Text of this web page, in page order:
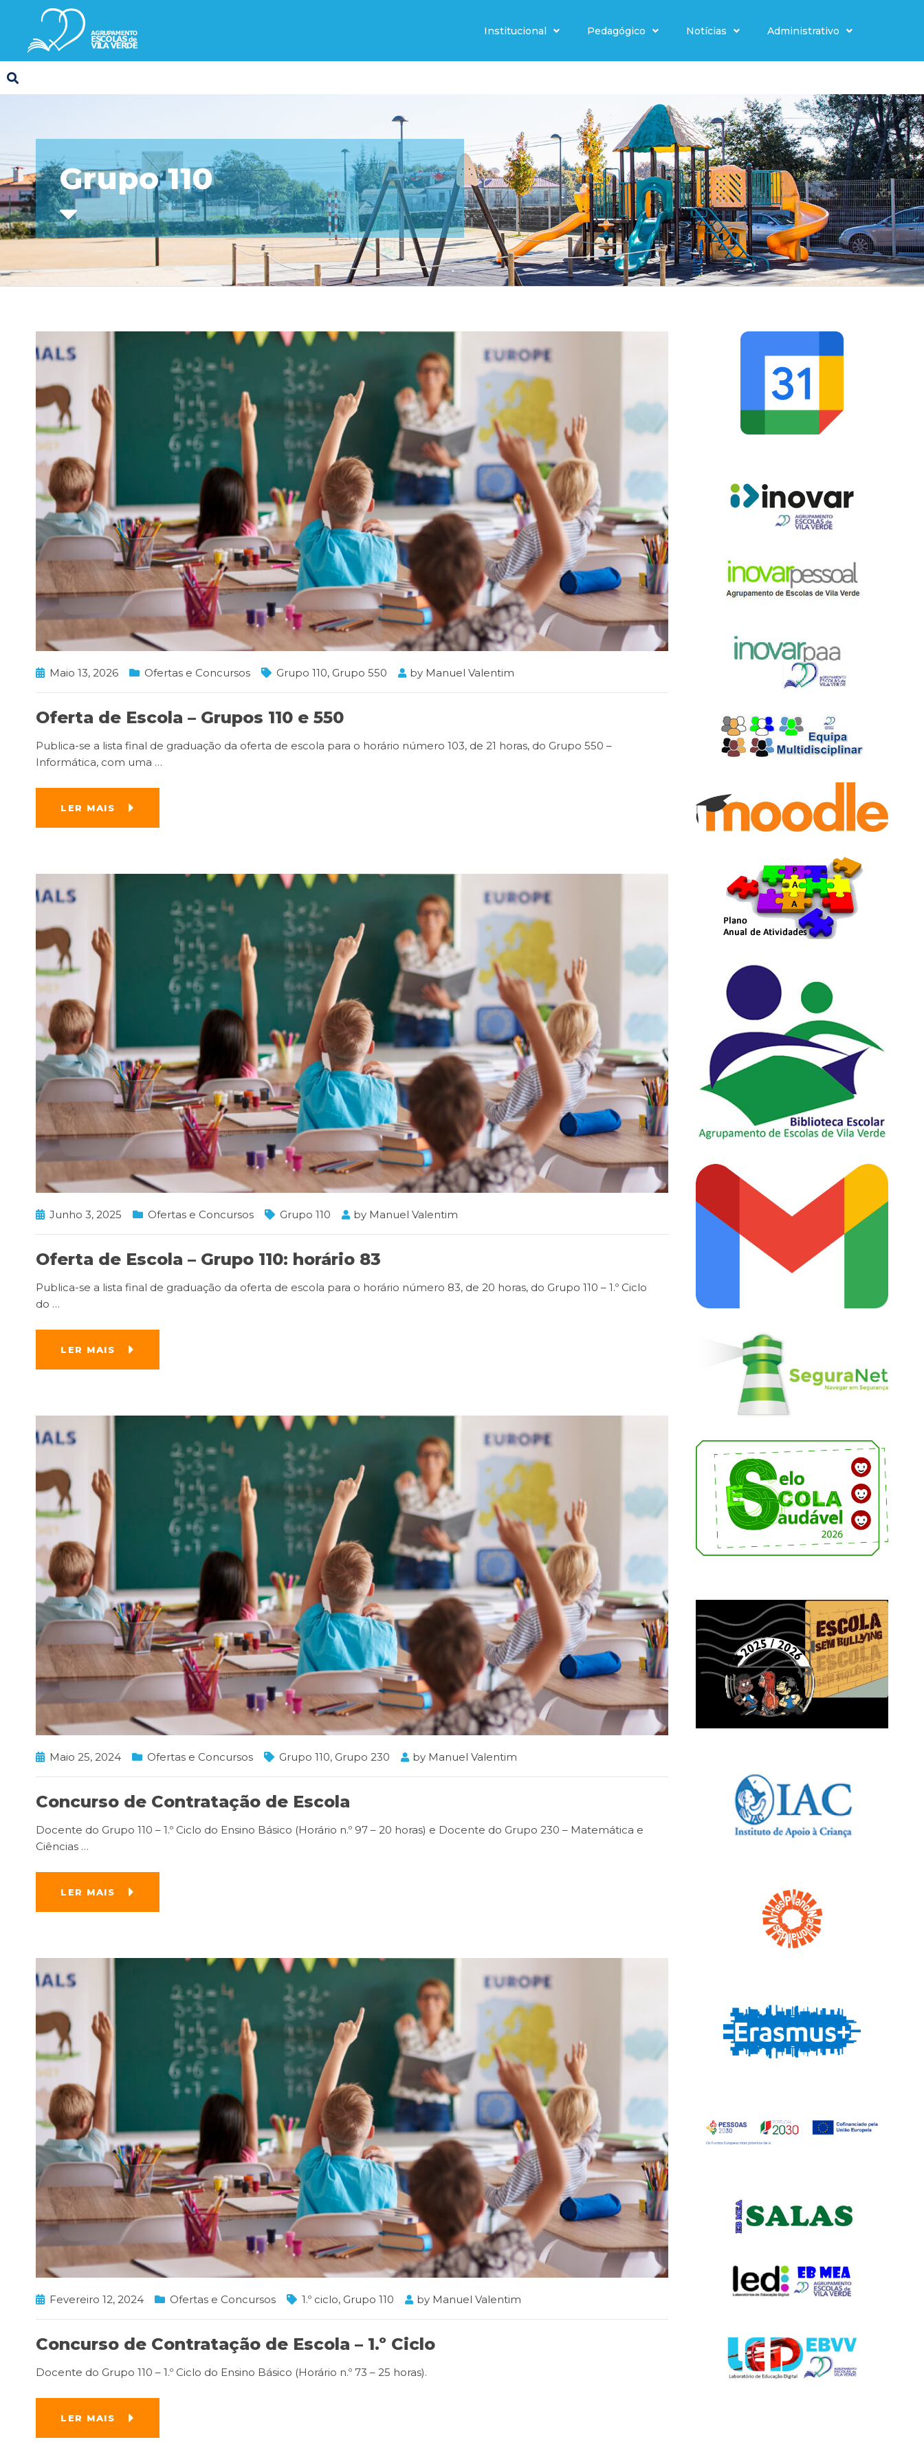
Institucional Pedagógico Notícias Administrativo
Grupo 110
Maio 13, 2026 Ofertas e Concursos Grupo 110, Grupo 550 by Manuel Valentim
Oferta de Escola – Grupos 110 e 550
Publica-se a lista final de graduação da oferta de escola para o horário número 103, de 21 horas, do Grupo 550 –
Informática, com uma …
LER MAIS
Junho 3, 2025 Ofertas e Concursos Grupo 110 by Manuel Valentim
Oferta de Escola – Grupo 110: horário 83
Publica-se a lista final de graduação da oferta de escola para o horário número 83, de 20 horas, do Grupo 110 – 1.º Ciclo
do …
LER MAIS
Maio 25, 2024 Ofertas e Concursos Grupo 110, Grupo 230 by Manuel Valentim
Concurso de Contratação de Escola
Docente do Grupo 110 – 1.º Ciclo do Ensino Básico (Horário n.º 97 – 20 horas) e Docente do Grupo 230 – Matemática e
Ciências …
LER MAIS
Fevereiro 12, 2024 Ofertas e Concursos 1.º ciclo, Grupo 110 by Manuel Valentim
Concurso de Contratação de Escola – 1.º Ciclo
Docente do Grupo 110 – 1.º Ciclo do Ensino Básico (Horário n.º 73 – 25 horas).
LER MAIS